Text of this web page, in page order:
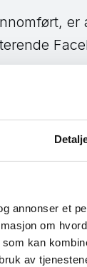
annonser et
om
kan
av
slette
i
se at det